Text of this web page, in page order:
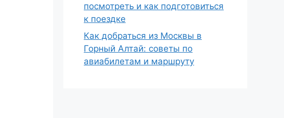
посмотреть и как подготовиться
к поездке
Как добраться из Москвы в
Горный Алтай: советы по
авиабилетам и маршруту